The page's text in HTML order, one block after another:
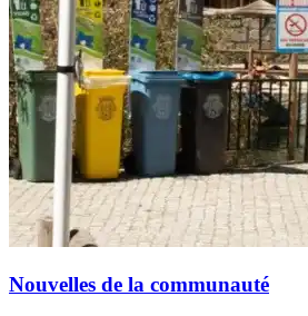
Nouvelles de la communauté